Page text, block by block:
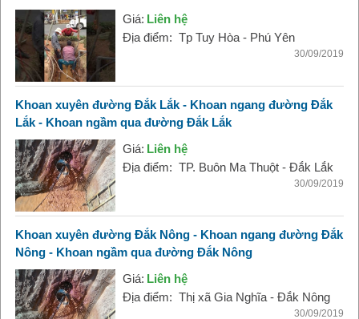
Giá: Liên hệ
Địa điểm: Tp Tuy Hòa - Phú Yên
30/09/2019
Khoan xuyên đường Đắk Lắk - Khoan ngang đường Đắk
Lắk - Khoan ngầm qua đường Đắk Lắk
Giá: Liên hệ
Địa điểm: TP. Buôn Ma Thuột - Đắk Lắk
30/09/2019
Khoan xuyên đường Đắk Nông - Khoan ngang đường Đắk
Nông - Khoan ngầm qua đường Đắk Nông
Giá: Liên hệ
Địa điểm: Thị xã Gia Nghĩa - Đắk Nông
30/09/2019